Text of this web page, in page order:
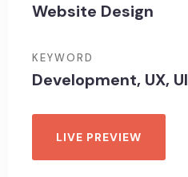
Website Design
KEYWORD
Development, UX, UI
LIVE PREVIEW